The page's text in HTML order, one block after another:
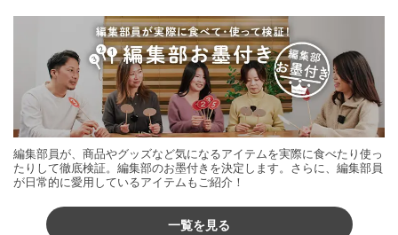
編集部員が、商品やグッズなど気になるアイテムを実際に食べたり使っ
たりして徹底検証。編集部のお墨付きを決定します。さらに、編集部員
が日常的に愛用しているアイテムもご紹介！
一覧を見る